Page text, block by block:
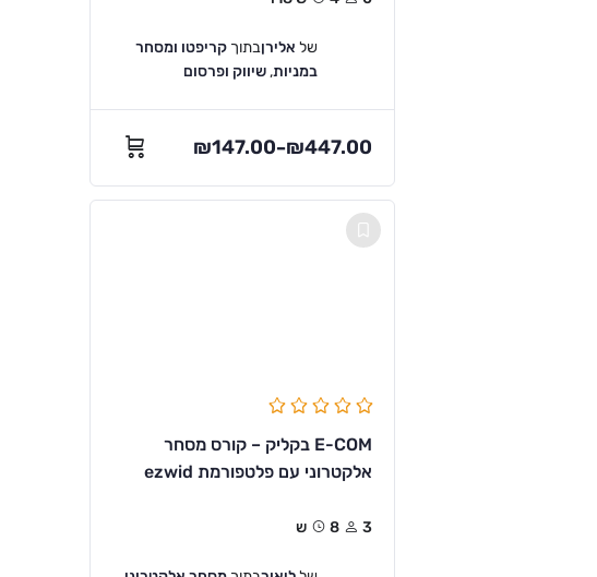
של אלירןבתוך קריפטו ומסחר
במניות, שיווק ופרסום
₪147.00–₪447.00
E-COM בקליק – קורס מסחר
אלקטרוני עם פלטפורמת ezwid
3 8ש